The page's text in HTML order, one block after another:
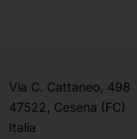
Via C. Cattaneo, 498
47522, Cesena (FC)
Italia